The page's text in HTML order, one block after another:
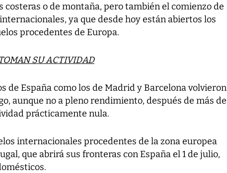
costeras o de montaña, pero también el comienzo de
ya que desde hoy están abiertos los
procedentes de Europa.
SU ACTIVIDAD
de España como los de Madrid y Barcelona volvieron
aunque no a pleno rendimiento, después de más de
prácticamente nula.
internacionales procedentes de la zona europea
que abrirá sus fronteras con España el 1 de julio,